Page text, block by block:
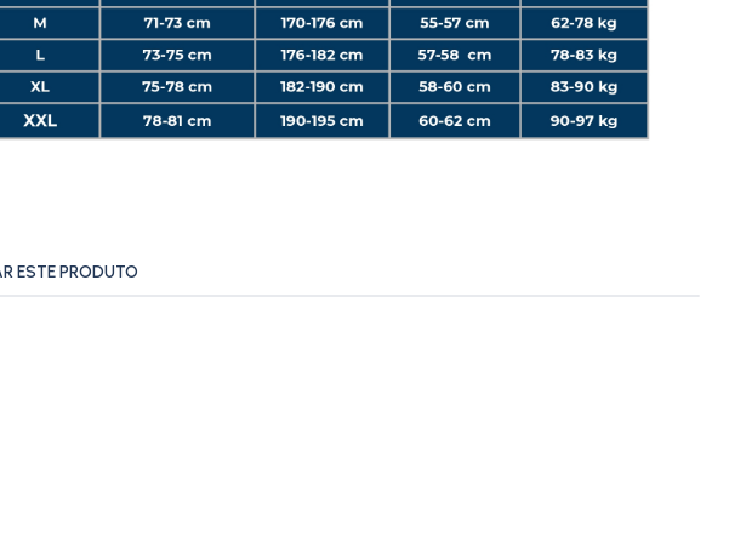
ESTE PRODUTO